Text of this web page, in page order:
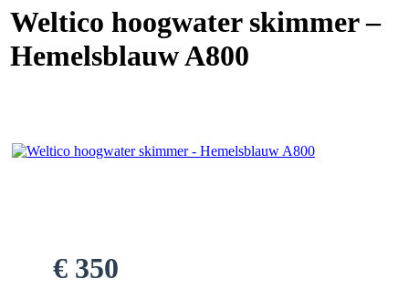
Weltico hoogwater skimmer –
Hemelsblauw A800
€ 350